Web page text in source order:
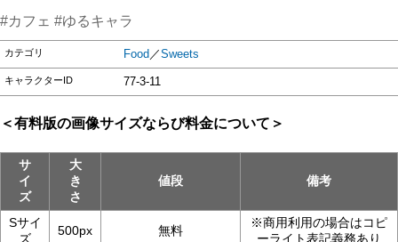
#カフェ #ゆるキャラ
カテゴリ Food ／Sweets
キャラクターID 77-3-11
＜有料版の画像サイズならび料金について＞
サ
イ
ズ
大
き
さ
値段 備考
Sサイ
ズ
500px 無料
※商用利用の場合はコピ
ーライト表記義務あり